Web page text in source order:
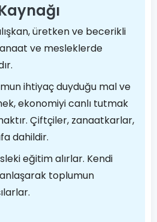
üretken ve becerikli
ve mesleklerde
ihtiyaç duyduğu mal ve
ekonomiyi canlı tutmak
Çiftçiler, zanaatkarlar,
dahildir.
eğitim alırlar. Kendi
toplumun